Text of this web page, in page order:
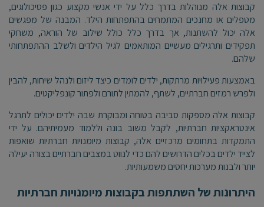
קבוצות אלה מנוהלות בדרך כלל על ידי אנשי מקצוע כגון פסיכולוגים,
מטפלים או מחנכים המתמחים בהתפתחות הילד. המבנה של מפגשים
אלה יכול להשתנות, אך בדרך כלל כולל שילוב של הוראה, משחקי
תפקידים ותרגילים מעשיים המותאמים לגיל הילדים ולשלב ההתפתחותי
שלהם.
באמצעות פעילויות מרתקות, ילדים לומדים כיצד ליזום ולנהל שיחות, להבין
ולפרש רמזים חברתיים, לשתף, להמתין לתורם ולפתור קונפליקטים.
קבוצות אלה מספקות סביבה בטוחה ומבוקרת שבה ילדים יכולים לתרגל
אינטראקציות חברתיות, לקבל משוב בונה וללמוד מעמיתיהם. על ידי
התמקדות בתחומים מרכזיים אלה, קבוצות מיומנויות חברתיות שואפות
לצייד ילדים בכלים הדרושים להם כדי לנווט במצבים חברתיים בצורה יעילה
יותר ולבנות מערכות יחסים משמעותיות.
היתרונות של השתתפות בקבוצות מיומנויות חברתיות